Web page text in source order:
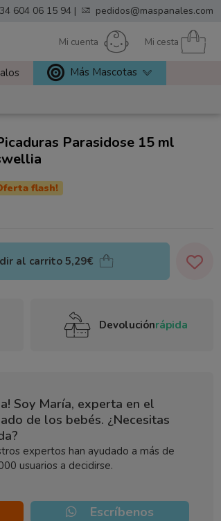
604 06 15 94 | pedidos@maspanales.com
Mi cuenta Mi cesta
Más Mascotas
Parasidose 15 ml
flash!
al carrito5,29€
Devoluciónrápida
Soy María, experta en el
de los bebés. ¿Necesitas
expertos han ayudado a más de
usuarios a decidirse.
Escríbenos